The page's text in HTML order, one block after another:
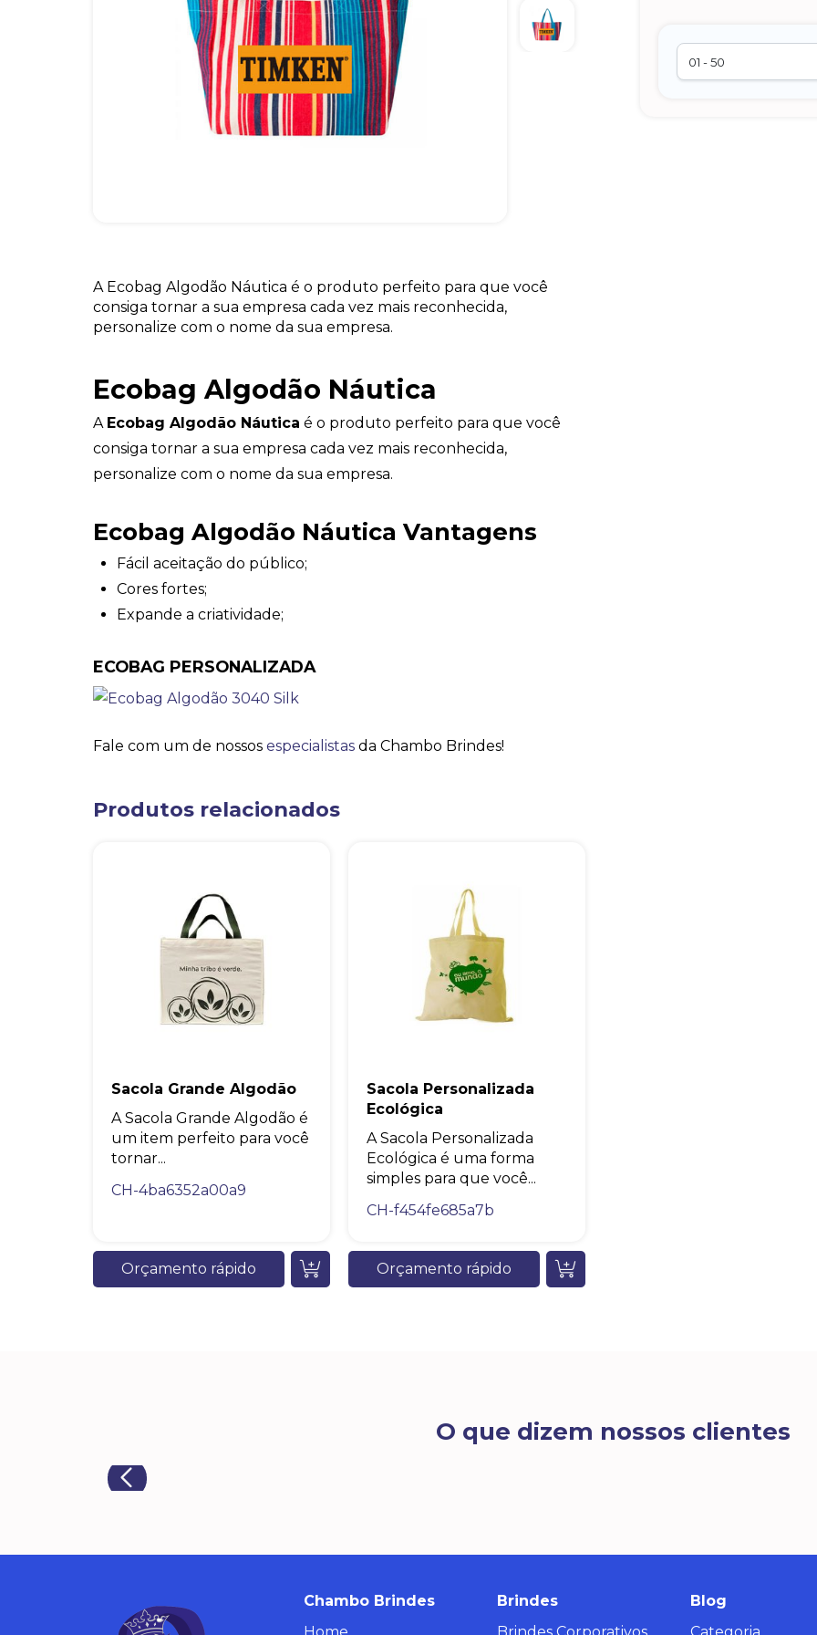
A Ecobag Algodão Náutica é o produto perfeito para que você
consiga tornar a sua empresa cada vez mais reconhecida,
personalize com o nome da sua empresa.
Ecobag Algodão Náutica
A Ecobag Algodão Náutica é o produto perfeito para que você
consiga tornar a sua empresa cada vez mais reconhecida,
personalize com o nome da sua empresa.
Ecobag Algodão Náutica Vantagens
Fácil aceitação do público;
Cores fortes;
Expande a criatividade;
ECOBAG PERSONALIZADA
Fale com um de nossos especialistas da Chambo Brindes!
Produtos relacionados
Sacola Grande Algodão
A Sacola Grande Algodão é
um item perfeito para você
tornar...
CH-4ba6352a00a9
Orçamento rápido
Sacola Personalizada
Ecológica
A Sacola Personalizada
Ecológica é uma forma
simples para que você...
CH-f454fe685a7b
Orçamento rápido
O que dizem nossos clientes
Chambo Brindes
Brindes
Blog
online
A nossa empresa está comprometida a proteger e respeitar sua
privacidade, utilizaremos seus dados apenas para fins de
marketing. Você pode alterar suas preferências a qualquer